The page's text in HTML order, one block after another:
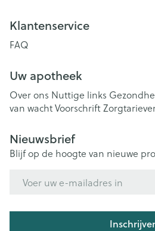
Klantenservice
FAQ
Uw apotheek
Over ons Nuttige links
van wachtVoorschrift
Nieuwsbrief
Blijf op de hoogte van nieuwe